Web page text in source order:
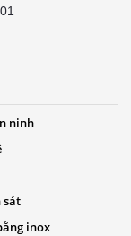
ninh
sát
inox